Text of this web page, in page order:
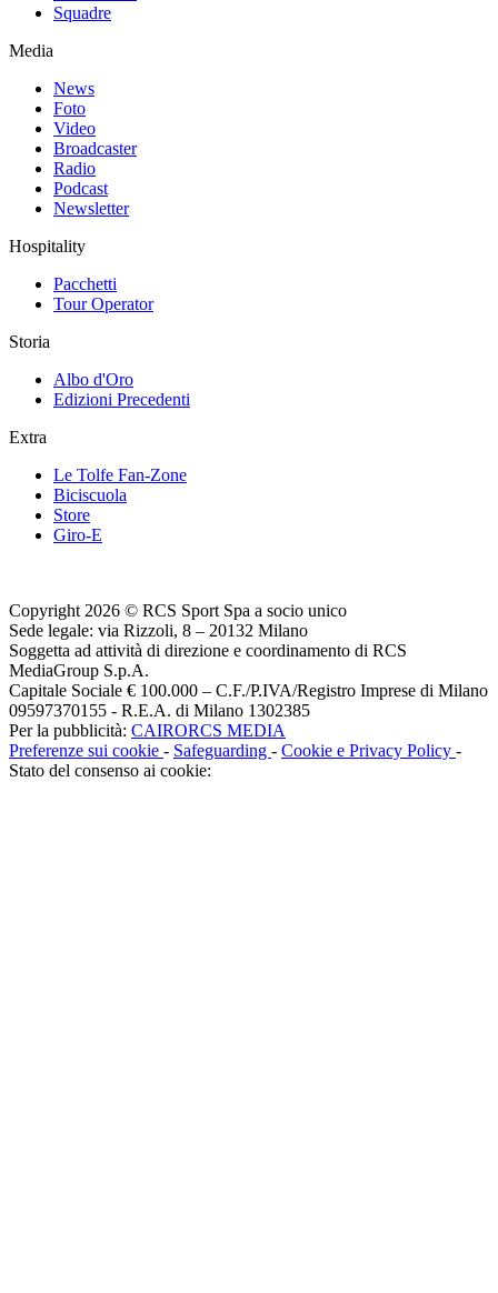
Squadre
Media
News
Foto
Video
Broadcaster
Radio
Podcast
Newsletter
Hospitality
Pacchetti
Tour Operator
Storia
Albo d'Oro
Edizioni Precedenti
Extra
Le Tolfe Fan-Zone
Biciscuola
Store
Giro-E
Copyright 2026 © RCS Sport Spa a socio unico
Sede legale: via Rizzoli, 8 – 20132 Milano
Soggetta ad attività di direzione e coordinamento di RCS
MediaGroup S.p.A.
Capitale Sociale € 100.000 – C.F./P.IVA/Registro Imprese di Milano
09597370155 - R.E.A. di Milano 1302385
Per la pubblicità: CAIRORCS MEDIA
Preferenze sui cookie - Safeguarding - Cookie e Privacy Policy -
Stato del consenso ai cookie: